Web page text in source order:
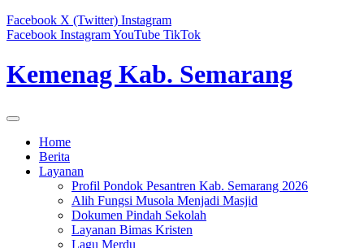
Facebook X (Twitter) Instagram
Facebook InstagramYouTube TikTok
Kemenag Kab. Semarang
Home
Berita
Layanan
Profil Pondok Pesantren Kab. Semarang 2026
Alih Fungsi Musola Menjadi Masjid
Dokumen Pindah Sekolah
Layanan Bimas Kristen
Lagu Merdu